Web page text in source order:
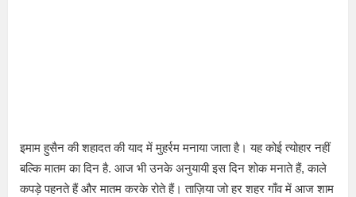
इमाम हुसैन की शहादत की याद में मुहर्रम मनाया जाता है। यह कोई त्योहार नहीं
बल्कि मातम का दिन है. आज भी उनके अनुयायी इस दिन शोक मनाते हैं, काले
कपड़े पहनते हैं और मातम करके रोते हैं। ताज़िया जो हर शहर गाँव में आज शाम